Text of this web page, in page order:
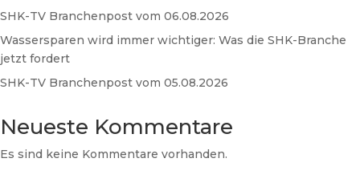
SHK-TV Branchenpost vom 06.08.2026
Wassersparen wird immer wichtiger: Was die SHK-Branche
jetzt fordert
SHK-TV Branchenpost vom 05.08.2026
Neueste Kommentare
Es sind keine Kommentare vorhanden.